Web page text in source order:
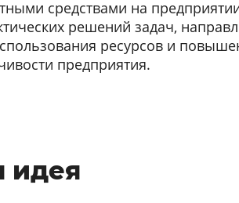
средствами на
решений задач,
ресурсов и
предприятия.
идея